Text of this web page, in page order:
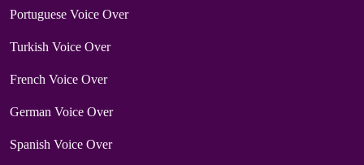
Portuguese Voice Over
Turkish Voice Over
French Voice Over
German Voice Over
Spanish Voice Over